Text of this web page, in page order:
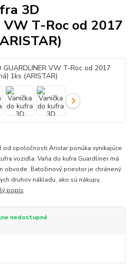
3D
VW T-Roc od 2017
od spoločnosti Aristar ponúka vynikajúce
vozidla. Vaňa do kufra Guardliner má
obvode. Batožinový priestor je chránený
druhov nákladu, ako sú nákupy,
popis
nedostupné